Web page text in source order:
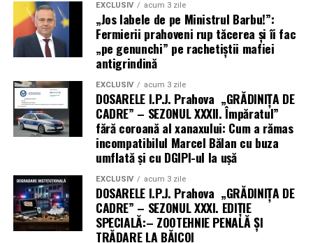
EXCLUSIV acum 3 zile
„Jos labele de pe Ministrul Barbu!”:
Fermierii prahoveni rup tăcerea și îi fac
„pe genunchi” pe rachetiștii mafiei
antigrindină
EXCLUSIV acum 3 zile
DOSARELE I.P.J. Prahova „GRĂDINIȚA DE
CADRE” – SEZONUL XXXII. Împăratul”
fără coroană al xanaxului: Cum a rămas
incompatibilul Marcel Bălan cu buza
umflată și cu DGIPI-ul la ușă
EXCLUSIV acum 3 zile
DOSARELE I.P.J. Prahova „GRĂDINIȚA DE
CADRE” – SEZONUL XXXI. EDIȚIE
SPECIALĂ:– ZOOTEHNIE PENALĂ ȘI
TRĂDARE LA BĂICOI